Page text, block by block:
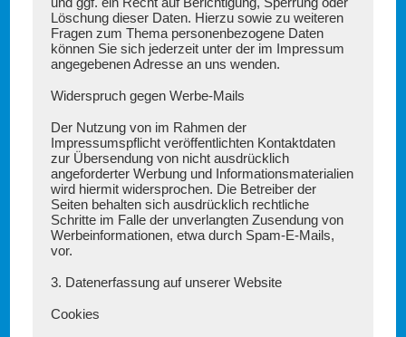
Löschung dieser Daten. Hierzu sowie zu weiteren
Fragen zum Thema personenbezogene Daten
können Sie sich jederzeit unter der im Impressum
angegebenen Adresse an uns wenden.
Widerspruch gegen Werbe-Mails
Der Nutzung von im Rahmen der
Impressumspflicht veröffentlichten Kontaktdaten
zur Übersendung von nicht ausdrücklich
angeforderter Werbung und Informationsmaterialien
wird hiermit widersprochen. Die Betreiber der
Seiten behalten sich ausdrücklich rechtliche
Schritte im Falle der unverlangten Zusendung von
Werbeinformationen, etwa durch Spam-E-Mails,
vor.
3. Datenerfassung auf unserer Website
Cookies